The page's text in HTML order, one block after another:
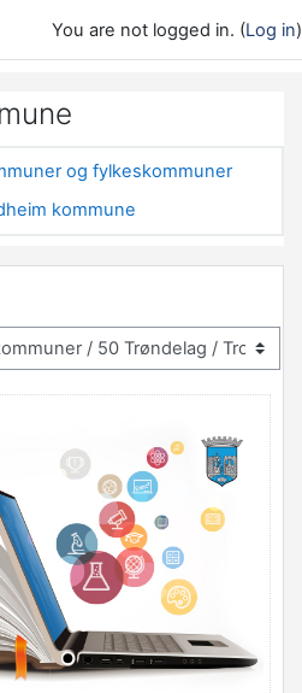
You are not logged in. (Log in)
og fylkeskommuner
kommune